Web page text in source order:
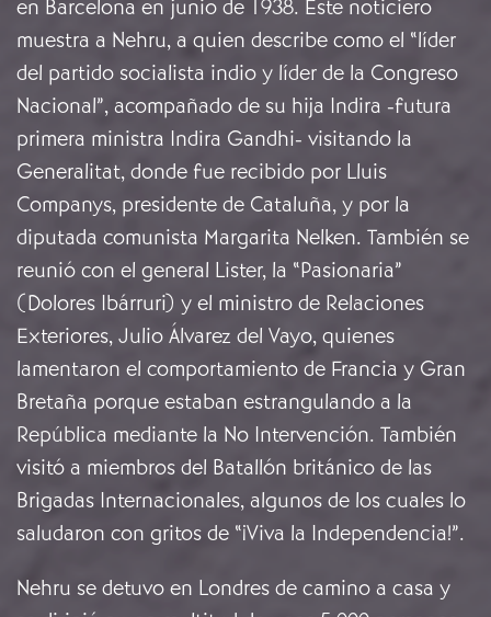
en Barcelona en junio de 1938. Este noticiero
muestra a Nehru, a quien describe como el “líder
del partido socialista indio y líder de la Congreso
Nacional”, acompañado de su hija Indira -futura
primera ministra Indira Gandhi- visitando la
Generalitat, donde fue recibido por Lluis
Companys, presidente de Cataluña, y por la
diputada comunista Margarita Nelken. También se
reunió con el general Lister, la “Pasionaria”
(Dolores Ibárruri) y el ministro de Relaciones
Exteriores, Julio Álvarez del Vayo, quienes
lamentaron el comportamiento de Francia y Gran
Bretaña porque estaban estrangulando a la
República mediante la No Intervención. También
visitó a miembros del Batallón británico de las
Brigadas Internacionales, algunos de los cuales lo
saludaron con gritos de “¡Viva la Independencia!”.
Nehru se detuvo en Londres de camino a casa y